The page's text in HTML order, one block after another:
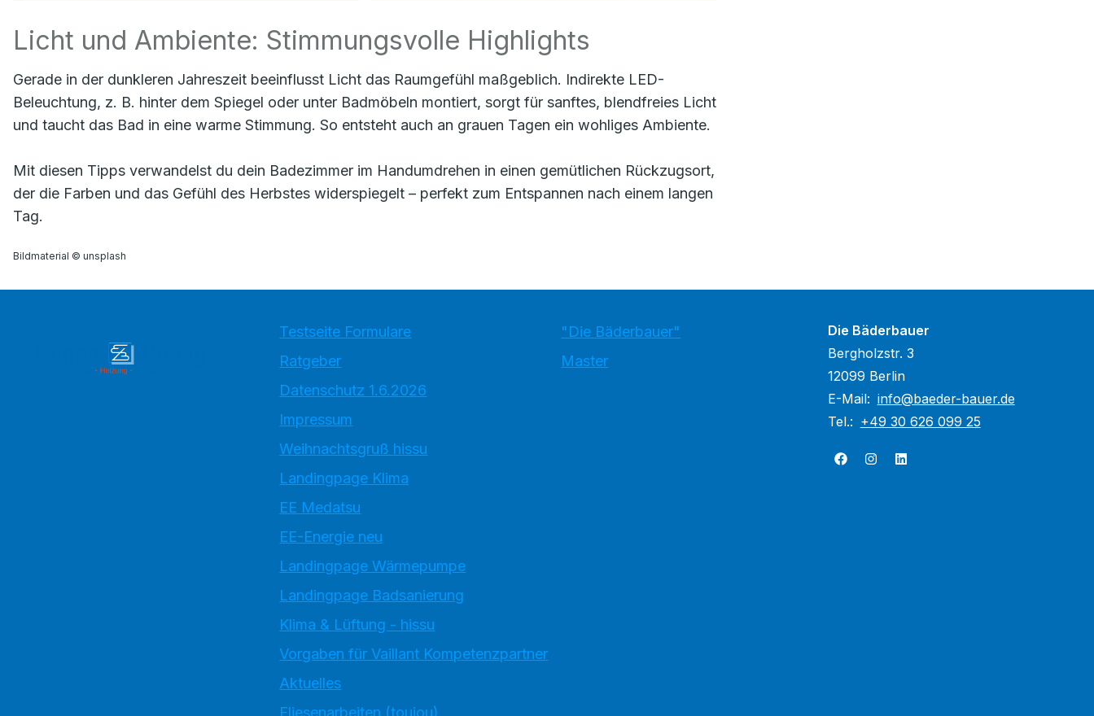
Licht und Ambiente: Stimmungsvolle Highlights
Gerade in der dunkleren Jahreszeit beeinflusst Licht das Raumgefühl maßgeblich. Indirekte LED-
Beleuchtung, z. B. hinter dem Spiegel oder unter Badmöbeln montiert, sorgt für sanftes, blendfreies Licht
und taucht das Bad in eine warme Stimmung. So entsteht auch an grauen Tagen ein wohliges Ambiente.
Mit diesen Tipps verwandelst du dein Badezimmer im Handumdrehen in einen gemütlichen Rückzugsort,
der die Farben und das Gefühl des Herbstes widerspiegelt – perfekt zum Entspannen nach einem langen
Tag.
Bildmaterial © unsplash
Testseite Formulare
Ratgeber
Datenschutz 1.6.2026
Impressum
Weihnachtsgruß hissu
Landingpage Klima
EE Medatsu
EE-Energie neu
Landingpage Wärmepumpe
Landingpage Badsanierung
Klima & Lüftung - hissu
Vorgaben für Vaillant Kompetenzpartner
Aktuelles
Fliesenarbeiten (toujou)
"Die Bäderbauer"
Master
Die Bäderbauer
Bergholzstr. 3
12099 Berlin
E-Mail: info@baeder-bauer.de
Tel.: +49 30 626 099 25